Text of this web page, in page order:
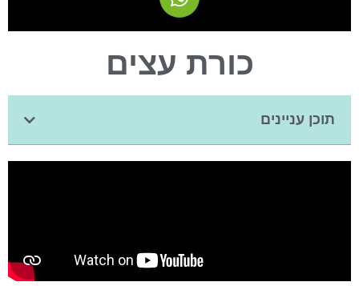
כורת עצים
תוכן עניינים